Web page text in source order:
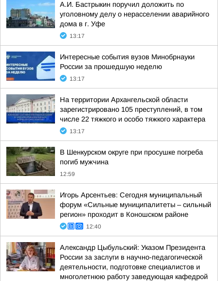
А.И. Бастрыкин поручил доложить по
уголовному делу о нерасселении аварийного
дома в г. Уфе
13:17
Интересные события вузов Минобрнауки
России за прошедшую неделю
13:17
На территории Архангельской области
зарегистрировано 105 преступлений, в том
числе 22 тяжкого и особо тяжкого характера
13:17
В Шенкурском округе при просушке погреба
погиб мужчина
12:59
Игорь Арсентьев: Сегодня муниципальный
форум «Сильные муниципалитеты – сильный
регион» проходит в Коношском районе
12:40
Александр Цыбульский: Указом Президента
России за заслуги в научно-педагогической
деятельности, подготовке специалистов и
многолетнюю работу заведующая кафедрой